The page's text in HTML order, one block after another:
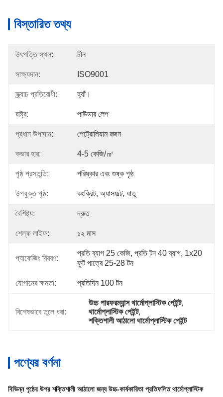
বিস্তারিত তথ্য
উৎপত্তি স্থল: চীন
সাক্ষ্যদান: ISO9001
স্ক্র্যাচ প্রতিরোধী: হ্যাঁ।
রাষ্ট্র: পাউডার লেপ
প্রধান উপাদান: পেট্রোলিয়াম রজন
কভার হার: 4-5 কেজি/㎡
পৃষ্ঠ প্রস্তুতি: পরিষ্কার এবং শুষ্ক পৃষ্ঠ
উপযুক্ত পৃষ্ঠ: কংক্রিট, অ্যাসফল্ট, ধাতু
বৈশিষ্ট্য: দ্রুত
শেল্ফ লাইফ: ১২ মাস
প্যাকেজিং বিবরণ:
প্রতি ব্যাগ 25 কেজি, প্রতি টন 40 ব্যাগ, 1x20
ফুট পাত্রে 25-28 টন
যোগানের ক্ষমতা: প্রতিদিন 100 টন
বিশেষভাবে তুলে ধরা:
উচ্চ পারফরম্যান্স থার্মোপ্লাস্টিক পেইন্ট,
থার্মোপ্লাস্টিক পেইন্ট,
শক্তিশালী আঠালো থার্মোপ্লাস্টিক পেইন্ট
পণ্যের বর্ণনা
বিভিন্ন পৃষ্ঠের উপর শক্তিশালী আঠালো জন্য উচ্চ-কার্যকারিতা প্রতিফলিত থার্মোপ্লাস্টিক